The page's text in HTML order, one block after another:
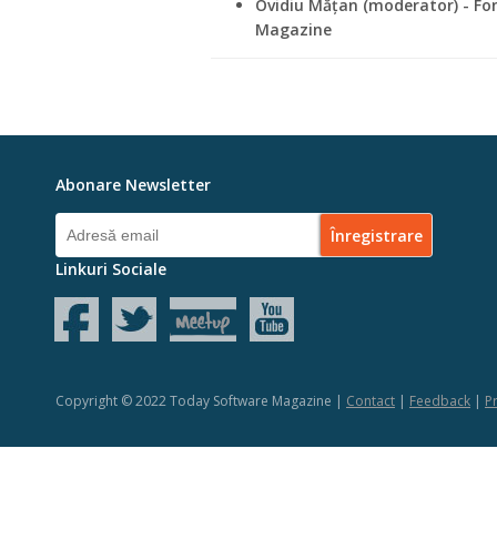
Ovidiu Mățan (moderator) -
Magazine
Abonare Newsletter
Linkuri Sociale
Copyright © 2022 Today Software Magazine | Contact | Feedback |